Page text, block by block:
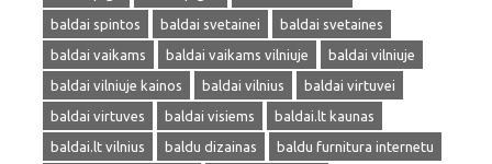
baldai spintos
baldai svetainei
baldai svetaines
baldai vaikams
baldai vaikams vilniuje
baldai vilniuje
baldai vilniuje kainos
baldai vilnius
baldai virtuvei
baldai virtuves
baldai visiems
baldai.lt kaunas
baldai.lt vilnius
baldu dizainas
baldu furnitura internetu